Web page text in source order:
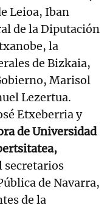
Leioa, Iban
de la Diputación
la
de Bizkaia,
Marisol
Lezertua.
Etxeberria y
de Universidad
secretarios
de Navarra,
de la